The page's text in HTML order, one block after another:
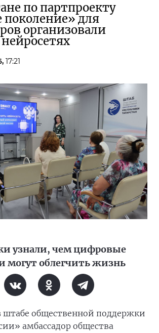
по партпроекту
поколение» для
организовали
17:21
узнали, чем цифровые
облегчить жизнь
штабе общественной поддержки
амбассадор общества